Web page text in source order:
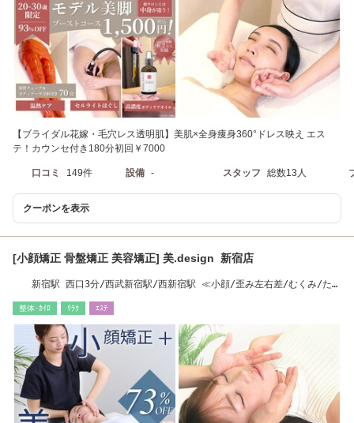
【ブライダル花嫁・毛穴レス透明肌】美肌×全身痩身360°ドレス映え エス
テ！カウンセ付き180分初回￥7000
口コミ 149件 設備 - スタッフ 総数13人
クーポンを表示
[小顔矯正 骨盤矯正 美容矯正] 美.design 新宿店
新宿駅 西口3分/西武新宿駅/西新宿駅 ≪小顔/歪み左右差/むくみ/たる
整体･ｶｲﾛ ﾘﾗｸ ｴｽﾃ